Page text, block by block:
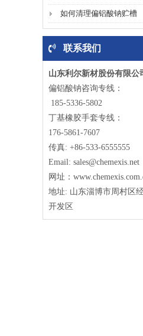
如何清理偏铝酸钠贮槽
联系我们
山东利尔新材股份有限公
偏铝酸钠咨询专线：
185-5336-5802
丁基橡胶手套专线：
176-5861-7607
传真: +86-533-6555555
Email: sales@chemexis.net
网址：
地址: 山东淄博市周村区
开发区